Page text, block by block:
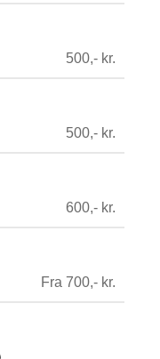
500,- kr.
500,- kr.
600,- kr.
Fra 700,- kr.